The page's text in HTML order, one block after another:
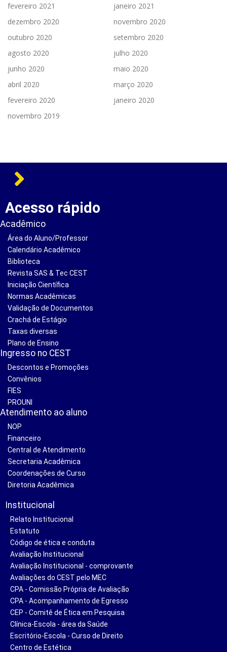
fevereiro 2021
janeiro 2021
dezembro 2020
novembro 2020
outubro 2020
setembro 2020
agosto 2020
julho 2020
junho 2020
maio 2020
abril 2020
março 2020
fevereiro 2020
janeiro 2020
novembro 2019
Acesso rápido
Acadêmico
Área do Aluno/Professor
Calendário Acadêmico
Biblioteca
Revista SAS & Tec CEST
Iniciação Científica
Normas Acadêmicas
Validação de Documentos
Crachá de Estágio
Taxas diversas
Plano de Ensino
Ingresso no CEST
Descontos e Promoções
Convênios
FIES
PROUNI
Atendimento ao aluno
NOP
Financeiro
Central de Atendimento
Secretaria Acadêmica
Coordenações de Curso
Diretoria Acadêmica
Institucional
Relato Institucional
Estatuto
Código de ética e conduta
Avaliação Institucional
Avaliação Institucional - comprovante
Avaliações do CEST pelo MEC
CPA - Comissão Própria de Avaliação
CPA - Acompanhamento de Egresso
CEP - Comitê de Ética em Pesquisa
Clínica-Escola - área da Saúde
Escritório-Escola - Curso de Direito
Centro de Estética